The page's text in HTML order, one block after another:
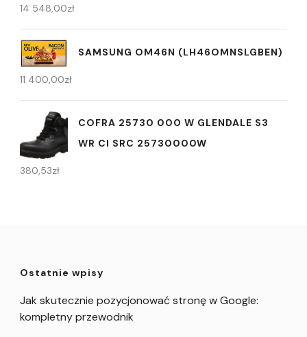
14 548,00zł
SAMSUNG OM46N (LH46OMNSLGBEN)
11 400,00zł
COFRA 25730 000 W GLENDALE S3
WR CI SRC 25730000W
380,53zł
Ostatnie wpisy
Jak skutecznie pozycjonować stronę w Google:
kompletny przewodnik